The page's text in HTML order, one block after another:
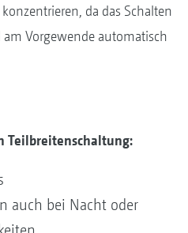
da das Schalten
Vorgewende automatisch
Teilbreitenschaltung:
auch bei Nacht oder